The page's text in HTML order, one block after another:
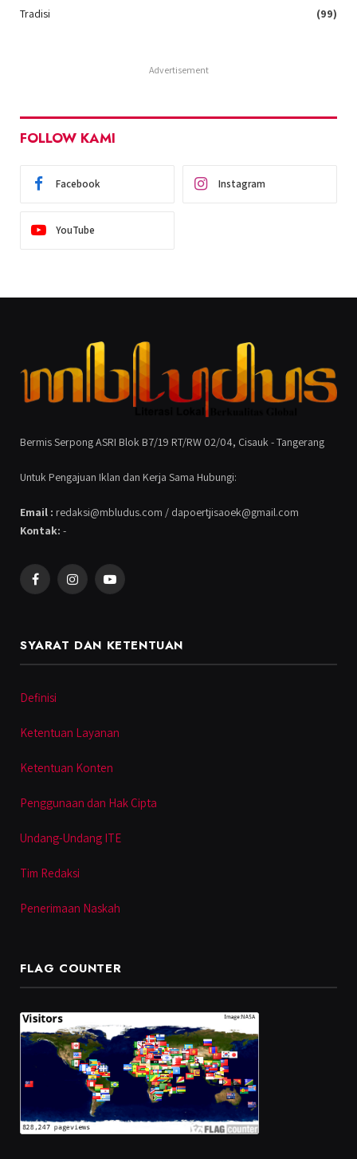
Tradisi
(99)
Advertisement
FOLLOW KAMI
Facebook Instagram
YouTube
Bermis Serpong ASRI Blok B7/19 RT/RW 02/04, Cisauk - Tangerang
Untuk Pengajuan Iklan dan Kerja Sama Hubungi:
Email : redaksi@mbludus.com / dapoertjisaoek@gmail.com
Kontak: -
FacebookInstagramYouTube
SYARAT DAN KETENTUAN
Definisi
Ketentuan Layanan
Ketentuan Konten
Penggunaan dan Hak Cipta
Undang-Undang ITE
Tim Redaksi
Penerimaan Naskah
FLAG COUNTER